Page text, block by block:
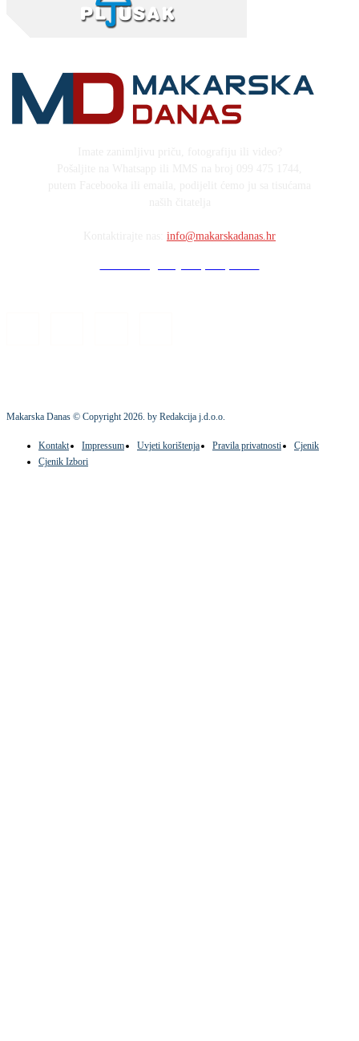
info@makarskadanas.hr
Makarska Danas © Copyright2026. by Redakcija j.d.o.o.
Kontakt Impressum Uvjeti korištenja Pravila privatnosti
Cjenik
Cjenik Izbori